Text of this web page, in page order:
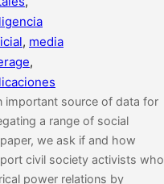
, media
important source of data for
a range of social
we ask if and how
civil society activists who
power relations by